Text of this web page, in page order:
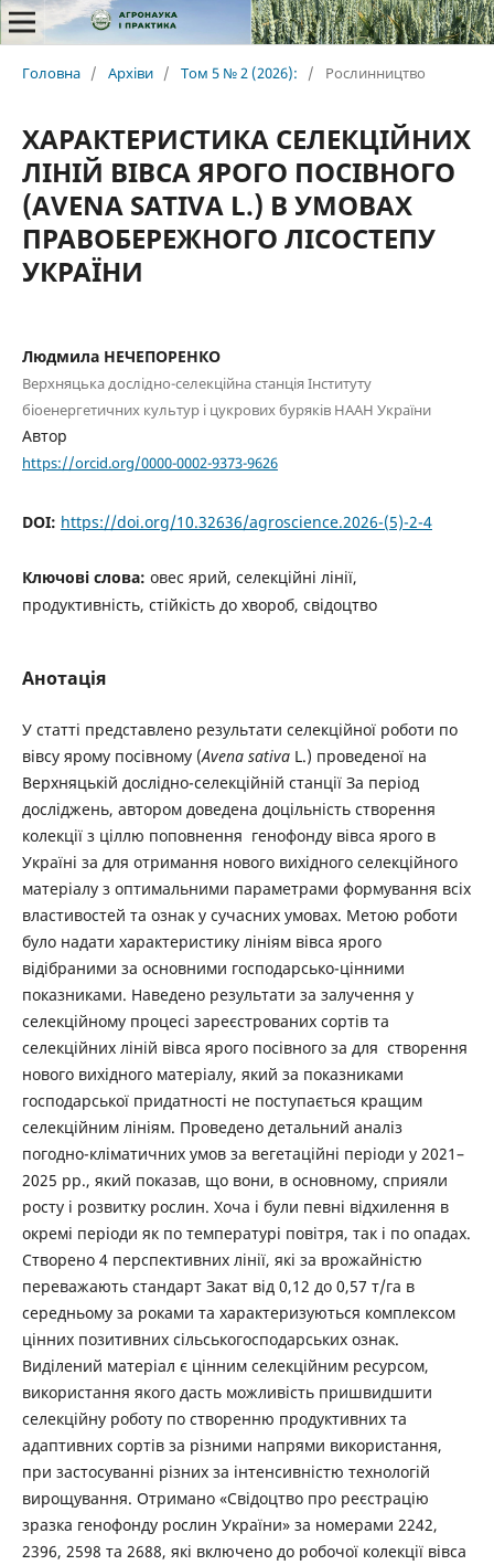
Головна / Архіви / Том 5 № 2 (2026): / Рослинництво
ХАРАКТЕРИСТИКА СЕЛЕКЦІЙНИХ
ЛІНІЙ ВІВСА ЯРОГО ПОСІВНОГО
(AVENA SATIVA L.) В УМОВАХ
ПРАВОБЕРЕЖНОГО ЛІСОСТЕПУ
УКРАЇНИ
Людмила НЕЧЕПОРЕНКО
Верхняцька дослідно-селекційна станція Інституту
біоенергетичних культур і цукрових буряків НААН України
Автор
https://orcid.org/0000-0002-9373-9626
DOI: https://doi.org/10.32636/agroscience.2026-(5)-2-4
Ключові слова: овес ярий, селекційні лінії,
продуктивність, стійкість до хвороб, свідоцтво
Анотація
У статті представлено результати селекційної роботи по
вівсу ярому посівному (Avena sativaL.) проведеної на
Верхняцькій дослідно-селекційній станції За період
досліджень, автором доведена доцільність створення
колекції з ціллю поповнення генофонду вівса ярого в
Україні за для отримання нового вихідного селекційного
матеріалу з оптимальними параметрами формування всіх
властивостей та ознак у сучасних умовах. Метою роботи
було надати характеристику лініям вівса ярого
відібраними за основними господарсько-цінними
показниками. Наведено результати за залучення у
селекційному процесі зареєстрованих сортів та
селекційних ліній вівса ярого посівного за для створення
нового вихідного матеріалу, який за показниками
господарської придатності не поступається кращим
селекційним лініям. Проведено детальний аналіз
погодно-кліматичних умов за вегетаційні періоди у 2021–
2025 рр., який показав, що вони, в основному, сприяли
росту і розвитку рослин. Хоча і були певні відхилення в
окремі періоди як по температурі повітря, так і по опадах.
Створено 4 перспективних лінії, які за врожайністю
переважають стандарт Закат від 0,12 до 0,57 т/га в
середньому за роками та характеризуються комплексом
цінних позитивних сільськогосподарських ознак.
Виділений матеріал є цінним селекційним ресурсом,
використання якого дасть можливість пришвидшити
селекційну роботу по створенню продуктивних та
адаптивних сортів за різними напрями використання,
при застосуванні різних за інтенсивністю технологій
вирощування. Отримано «Свідоцтво про реєстрацію
зразка генофонду рослин України» за номерами 2242,
2396, 2598 та 2688, які включено до робочої колекції вівса